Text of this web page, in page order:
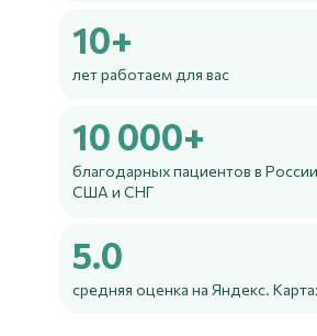
лет работаем для вас
10+
10 000+
благодарных пациентов в
США и СНГ
средняя оценка на Яндекс.
5.0